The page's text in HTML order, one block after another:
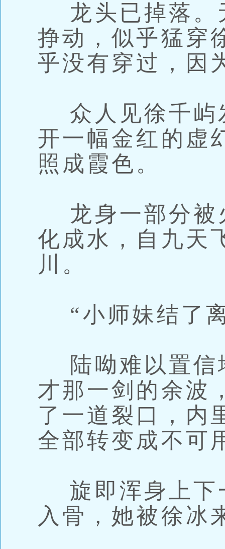
龙头已掉落。
挣动，似乎猛穿
乎没有穿过，因
众人见徐千屿
开一幅金红的虚
照成霞色。
龙身一部分被
化成水，自九天
川。
“小师妹结了
陆呦难以置信
才那一剑的余波
了一道裂口，内
全部转变成不可
旋即浑身上下
入骨，她被徐冰